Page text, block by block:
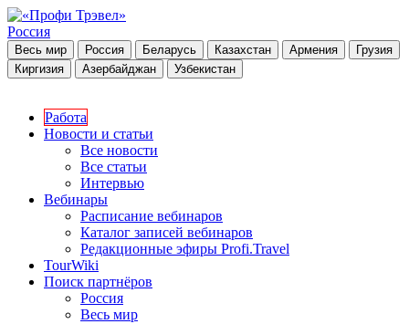
Россия
Весь мир Россия Беларусь Казахстан Армения
Грузия
Киргизия
Азербайджан Узбекистан
Работа
Новости и статьи
Все новости
Все статьи
Интервью
Вебинары
Расписание вебинаров
Каталог записей вебинаров
Редакционные эфиры Profi.Travel
TourWiki
Поиск партнёров
Россия
Весь мир